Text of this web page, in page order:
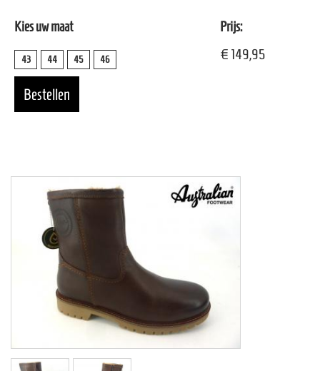
Kies uw maat
43 44 45 46
Prijs:
€ 149,95